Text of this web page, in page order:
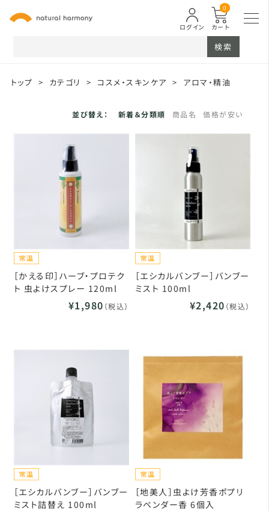
カート
0
ログイン
検索
トップ > カテゴリ > コスメ・スキンケア > アロマ・精油
並び替え： 新着＆分類順 商品名 価格が安い
［かえる印］ハーブ・プロテク
ト 虫よけスプレー 120ml
¥1,980 （税込）
［エシカルバンブー］バンブー
ミスト 100ml
¥2,420 （税込）
［エシカルバンブー］バンブー
ミスト詰替え 100ml
［地美人］虫よけ芳香ポプリ
ラベンダー香 6個入